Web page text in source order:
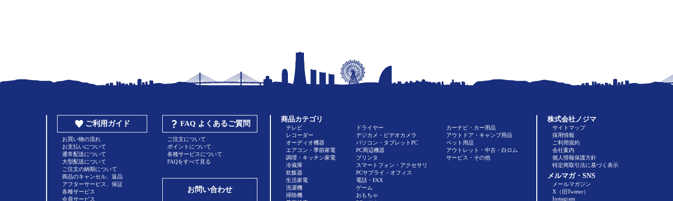
ご利用ガイド
お買い物の流れ
お支払いについて
通常配送について
大型配送について
ご注文の納期について
商品のキャンセル、返品
アフターサービス、保証
各種サービス
会員サービス
FAQ よくあるご質問
ご注文について
ポイントについて
各種サービスについて
FAQをすべて見る
お問い合わせ
商品カテゴリ
テレビ
レコーダー
オーディオ機器
エアコン・季節家電
調理・キッチン家電
冷蔵庫
炊飯器
生活家電
洗濯機
掃除機
ドライヤー
デジカメ・ビデオカメラ
パソコン・タブレットPC
PC周辺機器
プリンタ
スマートフォン・アクセサリ
PCサプライ・オフィス
電話・FAX
ゲーム
おもちゃ
カーナビ・カー用品
アウトドア・キャンプ用品
ペット用品
アウトレット・中古・白ロム
サービス・その他
株式会社ノジマ
サイトマップ
採用情報
ご利用規約
会社案内
個人情報保護方針
特定商取引法に基づく表示
メルマガ・SNS
メールマガジン
X（旧Twitter）
Instagram